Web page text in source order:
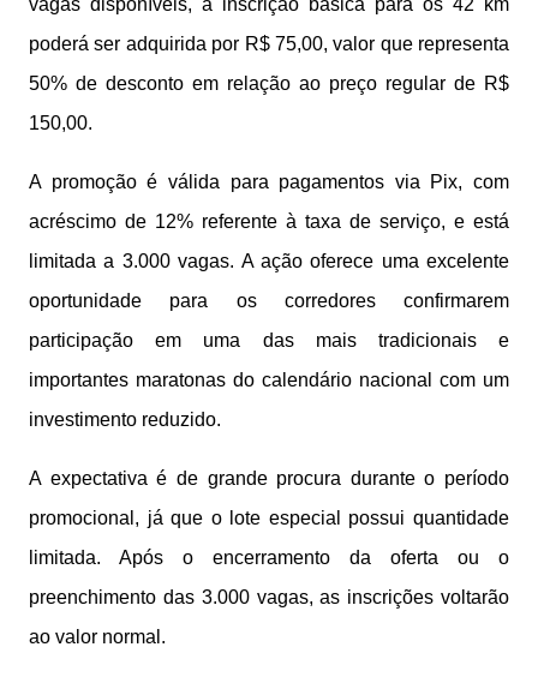
poderá ser adquirida por R$ 75,00, valor que representa
50% de desconto em relação ao preço regular de R$
150,00.
A promoção é válida para pagamentos via Pix, com
acréscimo de 12% referente à taxa de serviço, e está
limitada a 3.000 vagas. A ação oferece uma excelente
oportunidade para os corredores confirmarem
participação em uma das mais tradicionais e
importantes maratonas do calendário nacional com um
investimento reduzido.
A expectativa é de grande procura durante o período
promocional, já que o lote especial possui quantidade
limitada. Após o encerramento da oferta ou o
preenchimento das 3.000 vagas, as inscrições voltarão
ao valor normal.